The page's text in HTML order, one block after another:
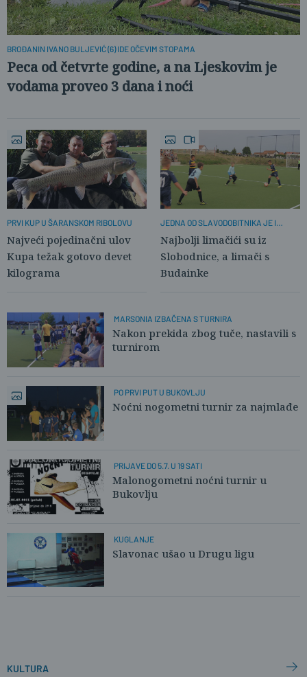
BROĐANIN IVANO BULJEVIĆ (6) IDE OČEVIM STOPAMA
Peca od četvrte godine, a na Ljeskovim je
vodama proveo 3 dana i noći
PRVI KUP U ŠARANSKOM RIBOLOVU
Najveći pojedinačni ulov
Kupa težak gotovo devet
kilograma
JEDNA OD SLAVODOBITNIKA JE I
Najbolji limačići su iz
Slobodnice, a limači s
Budainke
MARSONIA IZBAČENA S TURNIRA
Nakon prekida zbog tuče, nastavili s
turnirom
PO PRVI PUT U BUKOVLJU
Noćni nogometni turnir za najmlađe
PRIJAVE DO 5.7. U 19 SATI
Malonogometni noćni turnir u
Bukovlju
KUGLANJE
Slavonac ušao u Drugu ligu
kultura